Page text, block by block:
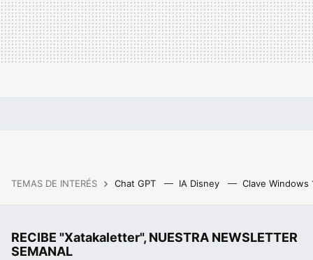
TEMAS DE INTERÉS Chat GPT IA Disney Clave Windows
RECIBE "Xatakaletter", NUESTRA NEWSLETTER
SEMANAL